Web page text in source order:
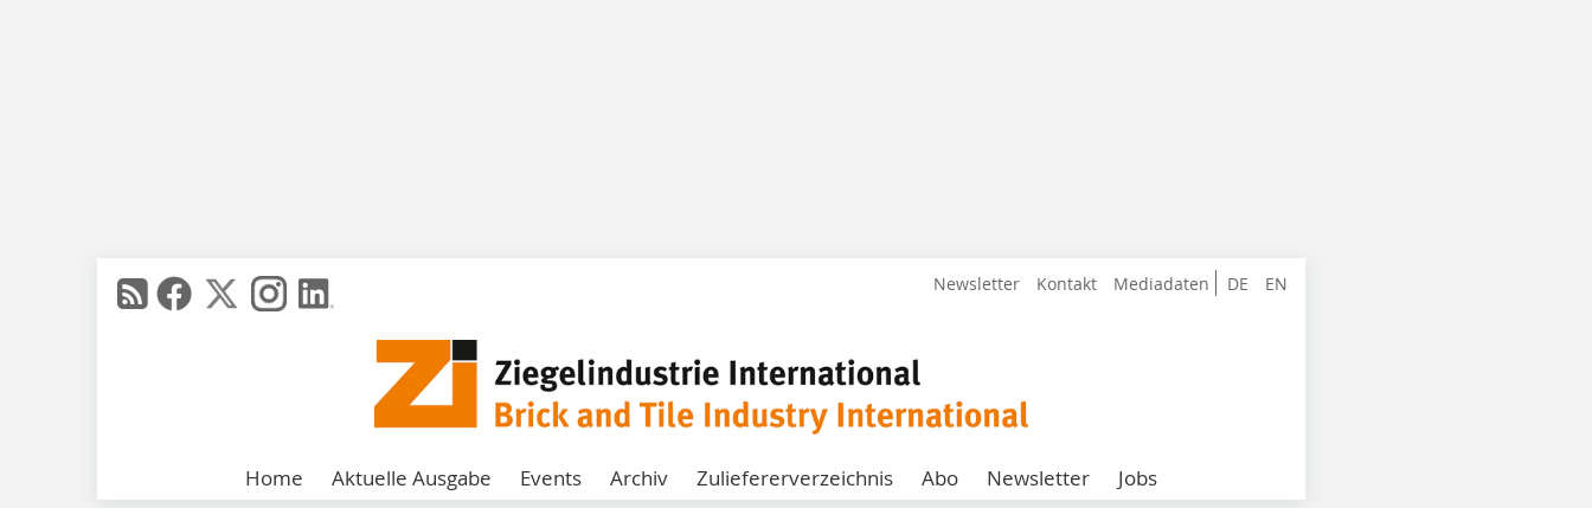
DE EN
Newsletter Kontakt Mediadaten
Home Aktuelle Ausgabe Events Archiv Zuliefererverzeichnis Abo Newsletter Jobs